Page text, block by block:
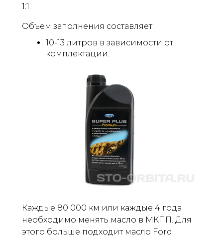
1:1.
Объем заполнения составляет:
10-13 литров в зависимости от
комплектации.
Каждые 80 000 км или каждые 4 года
необходимо менять масло в МКПП. Для
этого больше подходит масло Ford